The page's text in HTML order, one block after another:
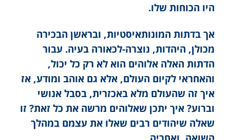
היו הכוחות שלו.
אך בדתות המונותאיסטיות, ובראשן הבכירה
מכולן, היהדות, נוצרה-לכאורה בעיה. עבור
הדתות האלה אלוהים הוא לא רק כל יכול,
והאחראי לקיום העולם, אלא גם אוהב ומודע, אז
איך זה שהעולם מלא באכזרית, בסבל אנושי
וברוע? איך יתכן שאלוהים מרשה את כל זאת? זו
שאלה שיהודים רבים שאלו את עצמם במהלך